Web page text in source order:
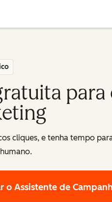
cliques, e tenha tempo
o Assistente de